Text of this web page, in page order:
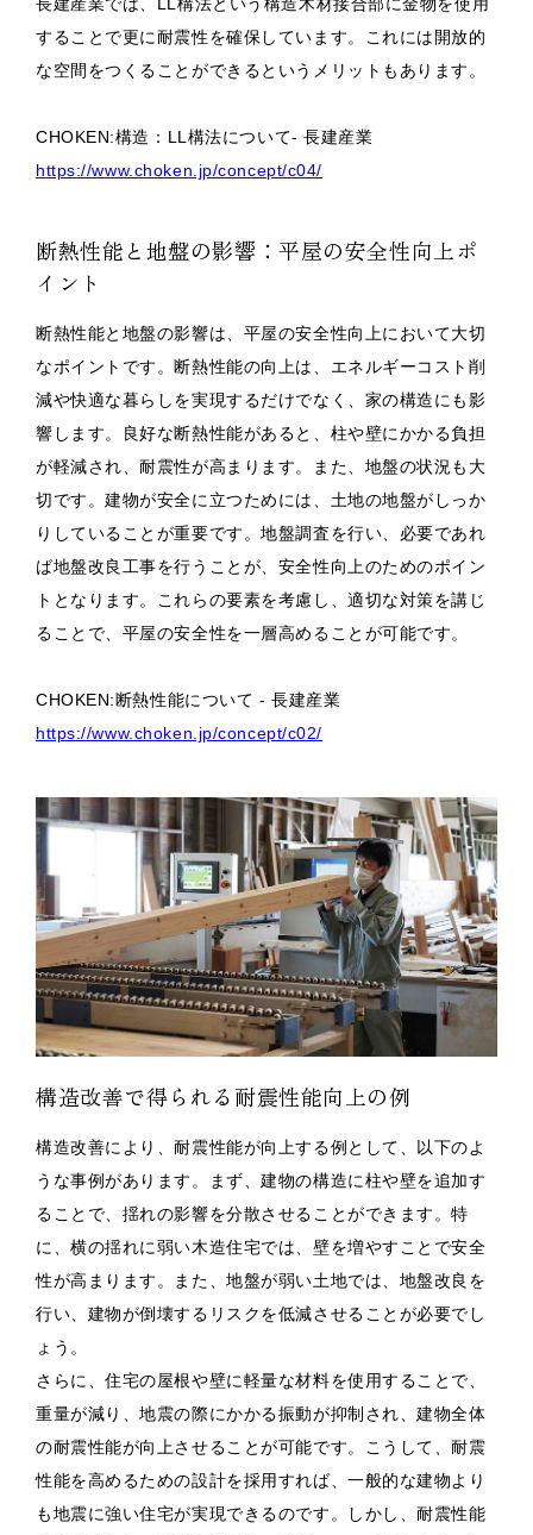
することで更に耐震性を確保しています。これには開放的
な空間をつくることができるというメリットもあります。
CHOKEN:構造：LL構法について- 長建産業
https://www.choken.jp/concept/c04/
断熱性能と地盤の影響：平屋の安全性向上ポ
イント
断熱性能と地盤の影響は、平屋の安全性向上において大切
なポイントです。断熱性能の向上は、エネルギーコスト削
減や快適な暮らしを実現するだけでなく、家の構造にも影
響します。良好な断熱性能があると、柱や壁にかかる負担
が軽減され、耐震性が高まります。また、地盤の状況も大
切です。建物が安全に立つためには、土地の地盤がしっか
りしていることが重要です。地盤調査を行い、必要であれ
ば地盤改良工事を行うことが、安全性向上のためのポイン
トとなります。これらの要素を考慮し、適切な対策を講じ
ることで、平屋の安全性を一層高めることが可能です。
CHOKEN:断熱性能について - 長建産業
https://www.choken.jp/concept/c02/
構造改善で得られる耐震性能向上の例
構造改善により、耐震性能が向上する例として、以下のよ
うな事例があります。まず、建物の構造に柱や壁を追加す
ることで、揺れの影響を分散させることができます。特
に、横の揺れに弱い木造住宅では、壁を増やすことで安全
性が高まります。また、地盤が弱い土地では、地盤改良を
行い、建物が倒壊するリスクを低減させることが必要でし
ょう。
さらに、住宅の屋根や壁に軽量な材料を使用することで、
重量が減り、地震の際にかかる振動が抑制され、建物全体
の耐震性能が向上させることが可能です。こうして、耐震
性能を高めるための設計を採用すれば、一般的な建物より
も地震に強い住宅が実現できるのです。しかし、耐震性能